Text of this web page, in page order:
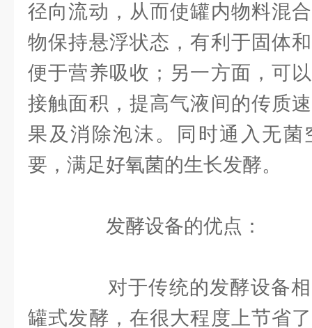
径向流动，从而使罐内物料混
物保持悬浮状态，有利于固体
便于营养吸收；另一方面，可
接触面积，提高气液间的传质
果及消除泡沫。同时通入无
要，满足好氧菌的生长发酵。
发酵设备的优点：
对于传统的发酵设备相
罐式发酵，在很大程度上节省